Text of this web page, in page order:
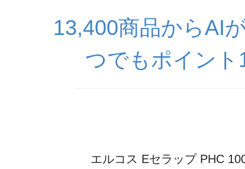
13,400商品からAI
つでもポイン
エルコス Eセラップ PHC